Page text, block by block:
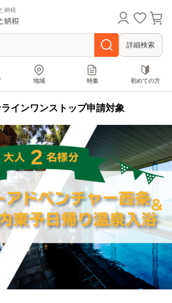
納税
詳細検索
地域 特集 初めての方
インワンストップ申請対象